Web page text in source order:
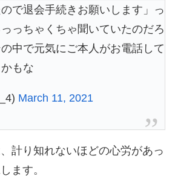
で退会手続きお願いします」っ
っちゃくちゃ聞いていたのだろ
中で元気にご本人がお電話して
もな
March 11, 2021
計り知れないほどの心労があっ
ます。